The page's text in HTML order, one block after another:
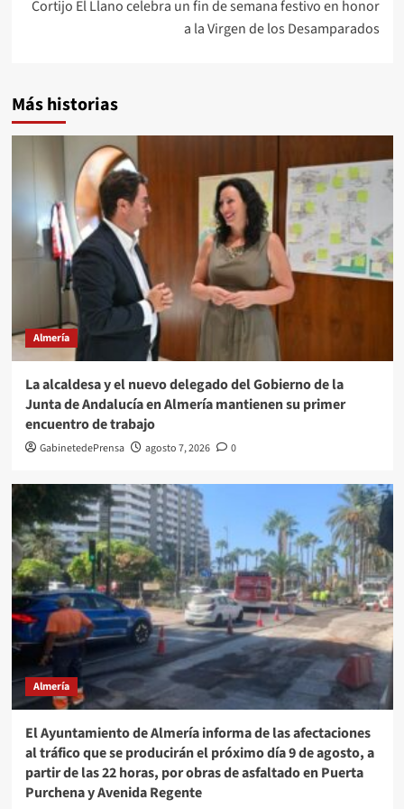
Cortijo El Llano celebra un fin de semana festivo en honor
a la Virgen de los Desamparados
Más historias
Almería
La alcaldesa y el nuevo delegado del Gobierno de la
Junta de Andalucía en Almería mantienen su primer
encuentro de trabajo
GabinetedePrensa agosto 7, 2026 0
Almería
El Ayuntamiento de Almería informa de las afectaciones
al tráfico que se producirán el próximo día 9 de agosto, a
partir de las 22 horas, por obras de asfaltado en Puerta
Purchena y Avenida Regente